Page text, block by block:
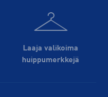
Laaja valikoima
huippu­merkkejä